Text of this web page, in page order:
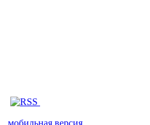
мобильная версия